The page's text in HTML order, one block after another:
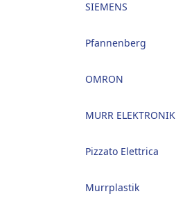
SIEMENS
Pfannenberg
OMRON
MURR ELEKTRONIK
Pizzato Elettrica
Murrplastik